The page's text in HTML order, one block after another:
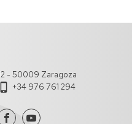
- 50009 Zaragoza
+34 976 761 294